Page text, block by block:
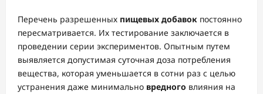
Перечень разрешенных пищевых добавок постоянно
пересматривается. Их тестирование заключается в
проведении серии экспериментов. Опытным путем
выявляется допустимая суточная доза потребления
вещества, которая уменьшается в сотни раз с целью
устранения даже минимально вредного влияния на